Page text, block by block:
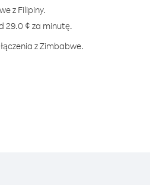
z Filipiny.
29.0 ¢ za minutę.
z Zimbabwe.